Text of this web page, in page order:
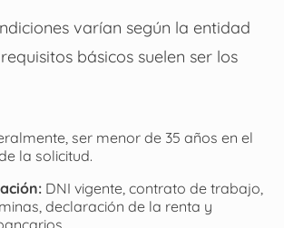
varían según la entidad
básicos suelen ser los
ser menor de 35 años en el
la solicitud.
DNI vigente, contrato de trabajo,
declaración de la renta y